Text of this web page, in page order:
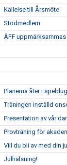
Kallelse till Årsmöte
Stödmedlem
ÄFF
Planerna åter i
Träningen inställd
Presentation av vår
Provträning för
Vill du bli av med din
Julhälsning!